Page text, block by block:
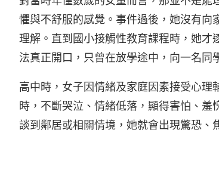
懼與不舒服的感覺。事件過後，她沒有
理解。直到國小接觸性教育課程時，她
法真正開口，只曾在放學途中，向一名同
高中時，女子因情緒及家庭因素接受心
時，不斷哭泣、情緒低落，顯得害怕、
談到鄰居或相關情境，她就會出現驚恐、